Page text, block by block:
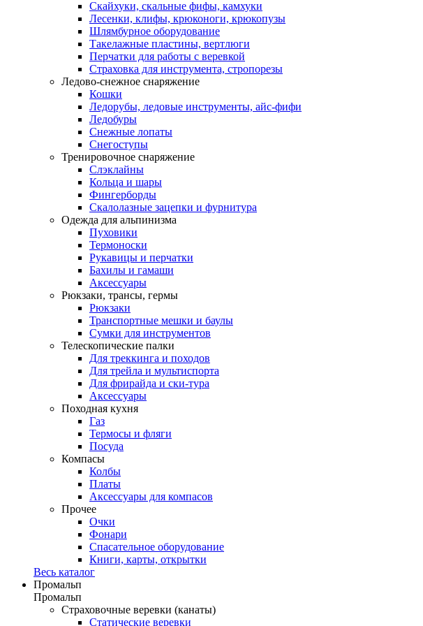
Скайхуки, скальные фифы, камхуки
Лесенки, клифы, крюконоги, крюкопузы
Шлямбурное оборудование
Такелажные пластины, вертлюги
Перчатки для работы с веревкой
Страховка для инструмента, стропорезы
Ледово-снежное снаряжение
Кошки
Ледорубы, ледовые инструменты, айс-фифи
Ледобуры
Снежные лопаты
Снегоступы
Тренировочное снаряжение
Слэклайны
Кольца и шары
Фингерборды
Скалолазные зацепки и фурнитура
Одежда для альпинизма
Пуховики
Термоноски
Рукавицы и перчатки
Бахилы и гамаши
Аксессуары
Рюкзаки, трансы, гермы
Рюкзаки
Транспортные мешки и баулы
Сумки для инструментов
Телескопические палки
Для треккинга и походов
Для трейла и мультиспорта
Для фрирайда и ски-тура
Аксессуары
Походная кухня
Газ
Термосы и фляги
Посуда
Компасы
Колбы
Платы
Аксессуары для компасов
Прочее
Очки
Фонари
Спасательное оборудование
Книги, карты, открытки
Весь каталог
Промальп
Промальп
Страховочные веревки (канаты)
Статические веревки